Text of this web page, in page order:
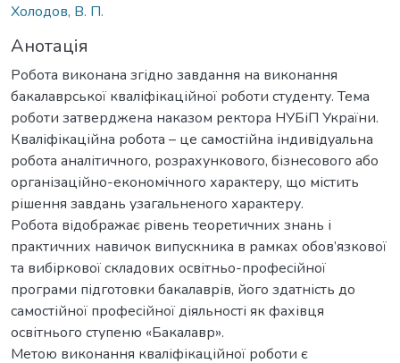
Холодов, В. П.
Анотація
Робота виконана згідно завдання на виконання
бакалаврської кваліфікаційної роботи студенту. Тема
роботи затверджена наказом ректора НУБіП України.
Кваліфікаційна робота – це самостійна індивідуальна
робота аналітичного, розрахункового, бізнесового або
організаційно-економічного характеру, що містить
рішення завдань узагальненого характеру.
Робота відображає рівень теоретичних знань і
практичних навичок випускника в рамках обов’язкової
та вибіркової складових освітньо-професійної
програми підготовки бакалаврів, його здатність до
самостійної професійної діяльності як фахівця
освітнього ступеню «Бакалавр».
Метою виконання кваліфікаційної роботи є